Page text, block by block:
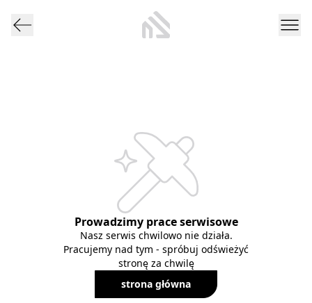
Prowadzimy prace serwisowe
Nasz serwis chwilowo nie działa.
Pracujemy nad tym - spróbuj odświeżyć
stronę za chwilę
strona główna